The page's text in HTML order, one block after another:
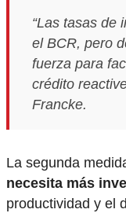
“Las tasas de
el BCR, pero
fuerza para
crédito
Francke.
La segunda
necesita más
productividad y el